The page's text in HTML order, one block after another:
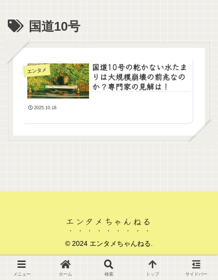
国道10号
エンタメ
国道10号の乾かない水たま
りは大規模崩壊の前兆なの
か？専門家の見解は！
2025.10.18
エンタメちゃんねる
© 2024 エンタメちゃんねる.
メニュー ホーム 検索 トップ サイドバー